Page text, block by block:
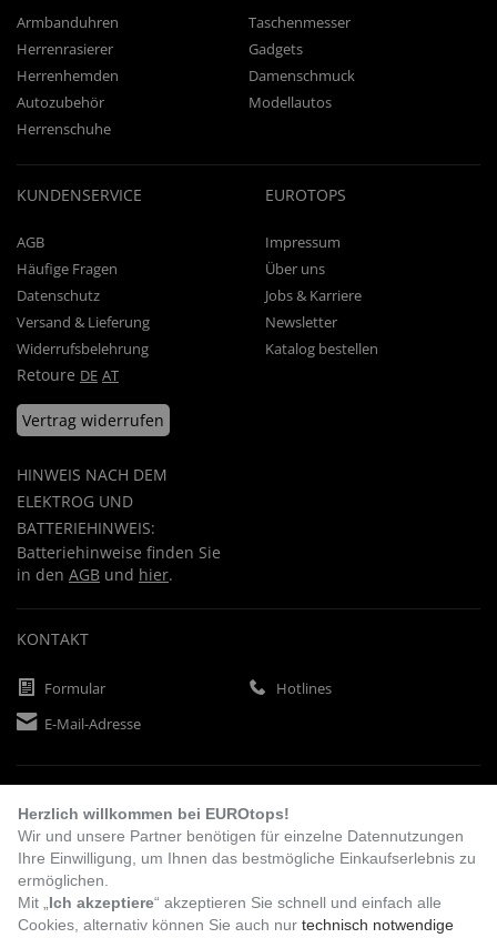
Armbanduhren
Taschenmesser
Herrenrasierer
Gadgets
Herrenhemden
Damenschmuck
Autozubehör
Modellautos
Herrenschuhe
KUNDENSERVICE
AGB
Häufige Fragen
Datenschutz
Versand & Lieferung
Widerrufsbelehrung
Retoure DE AT
Vertrag widerrufen
HINWEIS NACH DEM
ELEKTROG UND
BATTERIEHINWEIS:
Batteriehinweise finden Sie
in den AGB und hier.
EUROTOPS
Impressum
Über uns
Jobs & Karriere
Newsletter
Katalog bestellen
KONTAKT
Formular
Hotlines
E-Mail-Adresse
Vorkasse Rechnung
Herzlich willkommen bei EUROtops!
Wir und unsere Partner benötigen für einzelne Datennutzungen
Ihre Einwilligung, um Ihnen das bestmögliche Einkaufserlebnis zu
ermöglichen.
Mit „ Ich akzeptiere“ akzeptieren Sie schnell und einfach alle
Cookies, alternativ können Sie auch nur technisch notwendige